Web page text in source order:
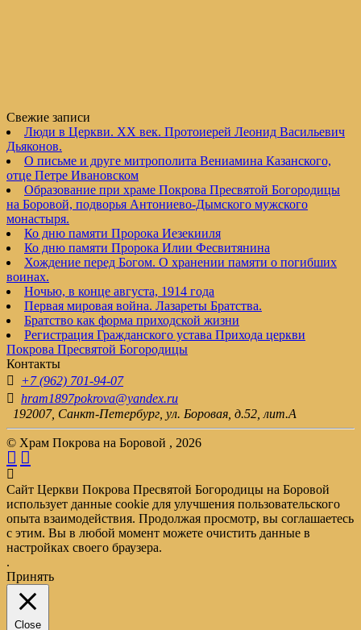
Свежие записи
Люди в Церкви. XX век. Протоиерей Леонид Васильевич
Дьяконов.
О письме и друге митрополита Вениамина Казанского,
отце Петре Ивановском
Образование при храме Покрова Пресвятой Богородицы
на Боровой, подворья Антониево-Дымского мужского
монастыря.
Ко дню памяти Пророка Иезекииля
Ко дню памяти Пророка Илии Фесвитянина
Хождение перед Богом. О хранении памяти о погибших
воинах.
Ночью, в конце августа, 1914 года
Первая мировая война. Лазареты Братства.
Братство как форма приходской жизни
Регистрация Гражданского устава Прихода церкви
Покрова Пресвятой Богородицы
Контакты
+7 (962) 701-94-07
hram1897pokrova@yandex.ru
192007, Санкт-Петербург, ул. Боровая, д.52, лит.А
© Храм Покрова на Боровой , 2026
Сайт Церкви Покрова Пресвятой Богородицы на Боровой
использует данные cookie для улучшения пользовательского
опыта взаимодействия. Продолжая просмотр, вы соглашаетесь
с этим. Вы в любой момент можете очистить данные в
настройках своего браузера.
.
Принять
Close